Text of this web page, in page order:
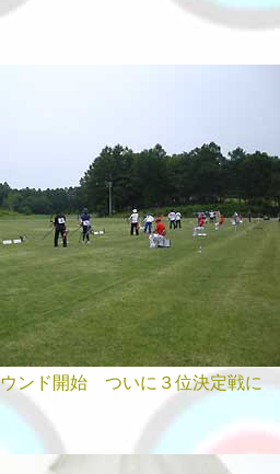
ンド開始 ついに３位決定戦に